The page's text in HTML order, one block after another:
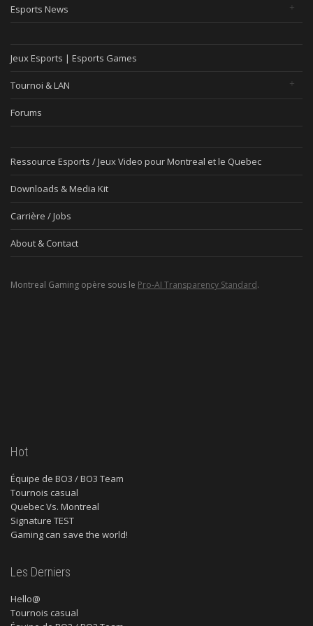
Esports News
Jeux Esports | Esports Games
Tournoi & LAN
Forums
Ressource Esports / Jeux Video pour Montreal et le Quebec
Downloads & Media Kit
Carrière / Jobs
About & Contact
Montreal Gaming opère sous le Pro-AI Transparency Standard.
Hot
Équipe de BO3 / BO3 Team
Tournois casual
Quebec Vs. Montreal
Signature TEST
Gaming can save the world!
Les Derniers
Hello@
Tournois casual